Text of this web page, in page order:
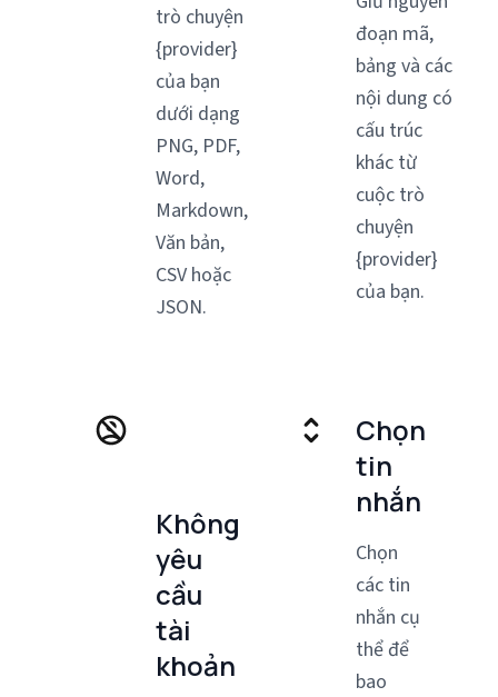
trò chuyện
{provider}
của bạn
dưới dạng
PNG, PDF,
Word,
Markdown,
Văn bản,
CSV hoặc
JSON.
đoạn mã,
bảng và các
nội dung có
cấu trúc
khác từ
cuộc trò
chuyện
{provider}
của bạn.
Không
yêu
cầu
tài
khoản
Chọn
tin
nhắn
Chọn
các tin
nhắn cụ
thể để
bao